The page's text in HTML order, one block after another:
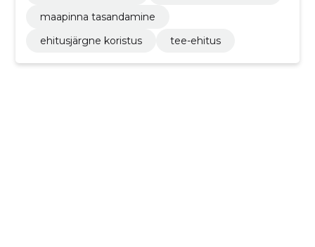
maapinna tasandamine
ehitusjärgne koristus
tee-ehitus